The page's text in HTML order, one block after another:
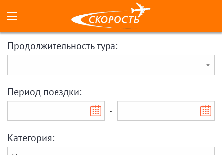
Продолжительность тура:
Период поездки:
-
Категория: